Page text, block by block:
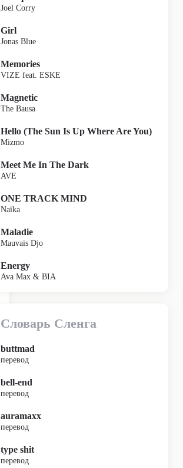
Joel Corry
Girl
Jonas Blue
Memories
VIZE feat. ESKE
Magnetic
The Bausa
Hello (The Sun Is Up Where Are You)
Mizmo
Meet Me In The Dark
AVE
ONE TRACK MIND
Naïka
Maladie
Mauvais Djo
Energy
Ava Max & BIA
Словарь Сленга
buttmad
перевод
bell-end
перевод
auramaxx
перевод
type shit
перевод